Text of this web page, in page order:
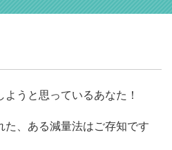
うと思っているあなた！
た、ある減量法はご存知です